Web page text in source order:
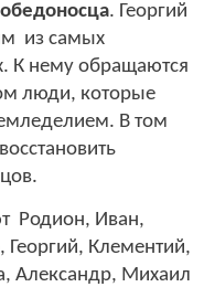
. Георгий
из самых
К нему обращаются
люди, которые
В том
Родион, Иван,
Георгий, Клементий,
Александр, Михаил